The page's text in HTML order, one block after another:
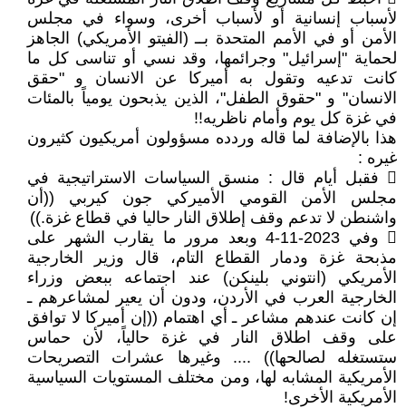
لأسباب إنسانية أو لأسباب أخرى، وسواء في مجلس
الأمن أو في الأمم المتحدة بــ (الفيتو الأمريكي) الجاهز
لحماية "إسرائيل" وجرائمها، وقد نسي أو تناسى كل ما
كانت تدعيه وتقول به أميركا عن الانسان و "حقق
الانسان" و "حقوق الطفل"، الذين يذبحون يومياً بالمئات
في غزة كل يوم وأمام ناظريه!!
هذا بالإضافة لما قاله وردده مسؤولون أمريكيون كثيرون
غيره :
 فقبل أيام قال : منسق السياسات الاستراتيجية في
مجلس الأمن القومي الأميركي جون كيربي ((أن
واشنطن لا تدعم وقف إطلاق النار حاليا في قطاع غزة.))
 وفي 2023-11-4 وبعد مرور ما يقارب الشهر على
مذبحة غزة ودمار القطاع التام، قال وزير الخارجية
الأمريكي (انتوني بلينكن) عند اجتماعه ببعض وزراء
الخارجية العرب في الأردن، ودون أن يعير لمشاعرهم ـ
إن كانت عندهم مشاعر ـ أي اهتمام ((إن أميركا لا توافق
على وقف اطلاق النار في غزة حالياً، لأن حماس
ستستغله لصالحها)) .... وغيرها عشرات التصريحات
الأمريكية المشابه لها، ومن مختلف المستويات السياسية
الأمريكية الأخرى!